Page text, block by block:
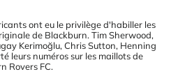
ont eu le privilège d'habiller les
de Blackburn. Tim Sherwood,
Kerimoğlu, Chris Sutton, Henning
leurs numéros sur les maillots de
Rovers FC.